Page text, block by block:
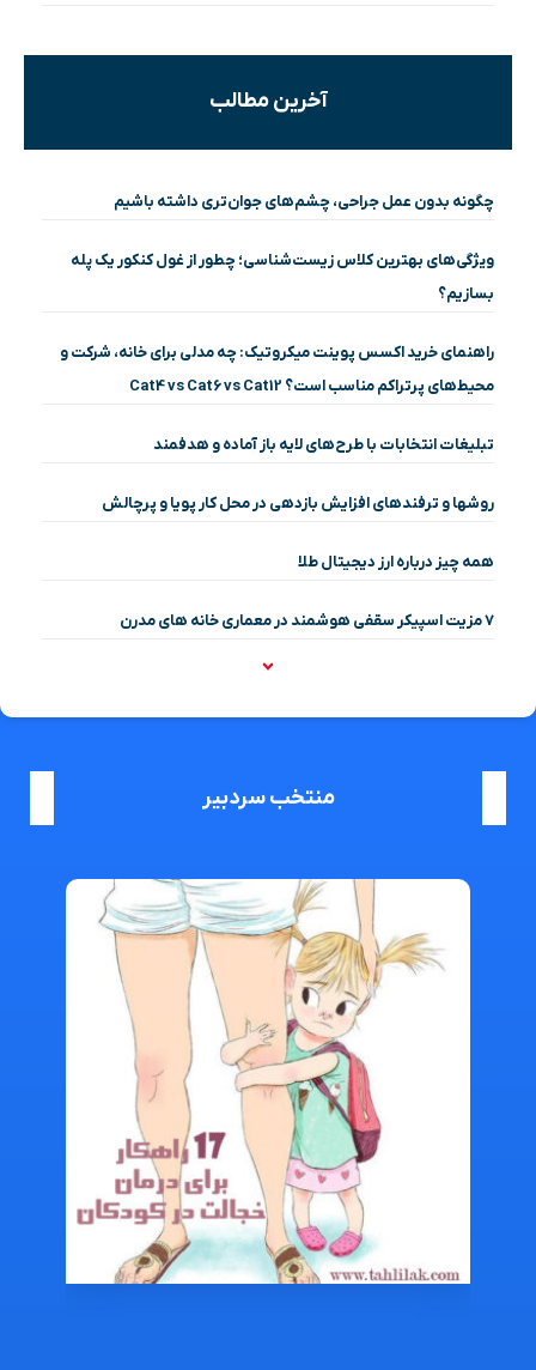
آخرین مطالب
چگونه بدون عمل جراحی، چشم‌های جوان‌تری داشته باشیم
ویژگی‌های بهترین کلاس زیست‌شناسی؛ چطور از غول کنکور یک پله
بسازیم؟
راهنمای خرید اکسس پوینت میکروتیک: چه مدلی برای خانه، شرکت و
محیط‌های پرتراکم مناسب است؟ Cat4 vs Cat6 vs Cat12
تبلیغات انتخابات با طرح‌های لایه باز آماده و هدفمند
روشها و ترفندهای افزایش بازدهی در محل کار پویا و پرچالش
همه چیز درباره ارز دیجیتال طلا
۷ مزیت اسپیکر سقفی هوشمند در معماری خانه‌ های مدرن
منتخب سردبیر